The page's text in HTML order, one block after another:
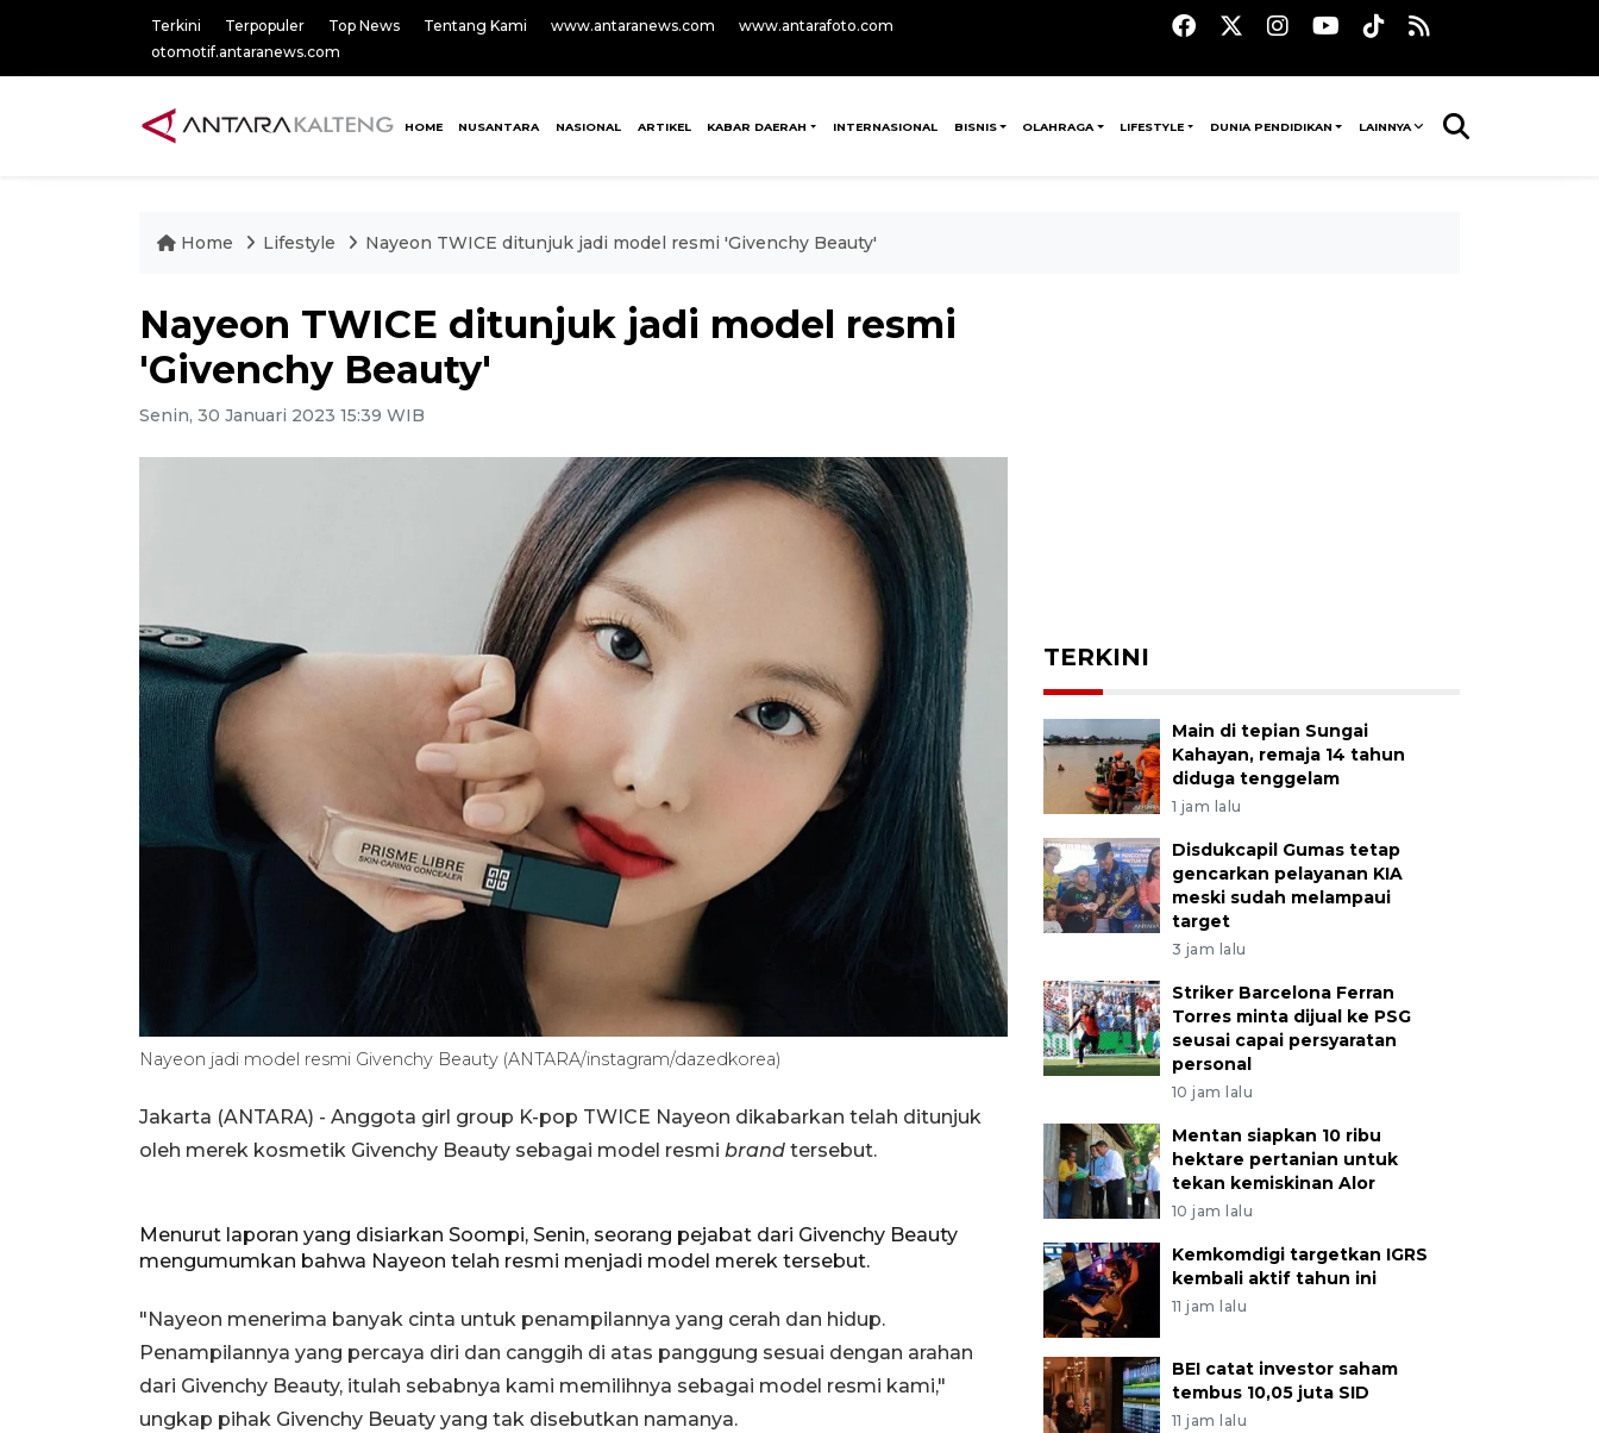
Terkini Terpopuler Top News Tentang Kami www.antaranews.com
www.antarafoto.com
otomotif.antaranews.com
HOME NUSANTARA NASIONAL ARTIKEL KABAR DAERAH INTERNASIONAL BISNIS OLAHRAGA LIFESTYLE DUNIA PENDIDIKAN LAINNYA
Home Lifestyle Nayeon TWICE ditunjuk jadi model resmi 'Givenchy Beauty'
Nayeon TWICE ditunjuk jadi model resmi
'Givenchy Beauty'
Senin, 30 Januari 2023 15:39 WIB
Nayeon jadi model resmi Givenchy Beauty (ANTARA/instagram/dazedkorea)
Jakarta (ANTARA) - Anggota girl group K-pop TWICE Nayeon dikabarkan telah ditunjuk
oleh merek kosmetik Givenchy Beauty sebagai model resmi brand tersebut.
Menurut laporan yang disiarkan Soompi, Senin, seorang pejabat dari Givenchy Beauty
mengumumkan bahwa Nayeon telah resmi menjadi model merek tersebut.
"Nayeon menerima banyak cinta untuk penampilannya yang cerah dan hidup.
Penampilannya yang percaya diri dan canggih di atas panggung sesuai dengan arahan
dari Givenchy Beauty, itulah sebabnya kami memilihnya sebagai model resmi kami,"
ungkap pihak Givenchy Beuaty yang tak disebutkan namanya.
TERKINI
Main di tepian Sungai
Kahayan, remaja 14 tahun
diduga tenggelam
1 jam lalu
Disdukcapil Gumas tetap
gencarkan pelayanan KIA
meski sudah melampaui
target
3 jam lalu
Striker Barcelona Ferran
Torres minta dijual ke PSG
seusai capai persyaratan
personal
10 jam lalu
Mentan siapkan 10 ribu
hektare pertanian untuk
tekan kemiskinan Alor
10 jam lalu
Kemkomdigi targetkan IGRS
kembali aktif tahun ini
11 jam lalu
BEI catat investor saham
tembus 10,05 juta SID
11 jam lalu